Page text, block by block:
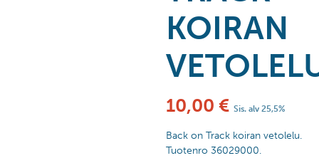
KOIRAN
10,00 € Sis. alv 25,5%
Back on Track koiran vetolelu.
Tuotenro 36029000.